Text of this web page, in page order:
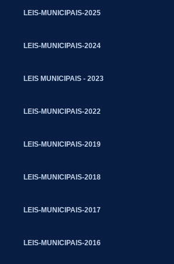
LEIS-MUNICIPAIS-2025
LEIS-MUNICIPAIS-2024
LEIS MUNICIPAIS - 2023
LEIS-MUNICIPAIS-2022
LEIS-MUNICIPAIS-2019
LEIS-MUNICIPAIS-2018
LEIS-MUNICIPAIS-2017
LEIS-MUNICIPAIS-2016